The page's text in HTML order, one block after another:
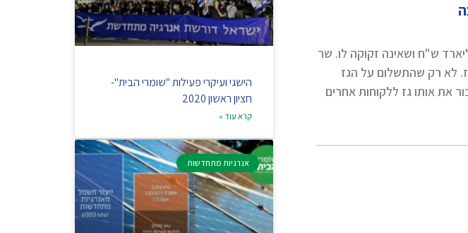
מגלגלת לכיס הציבורי תשלום על גז שהתחייבה לרכוש ב- 4 מיליארד ש"ח ושאינה זקוקה לו. שר
לא רק שהתשלום על הגז
את אותו גז ללקוחות אחרים
הישגי ועיקרי פעילות "שומרי הבית"-
חציון ראשון 2020
קרא עוד »
אנרגיות מתחדשות